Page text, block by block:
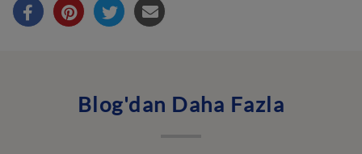
Blog'dan Daha Fazla